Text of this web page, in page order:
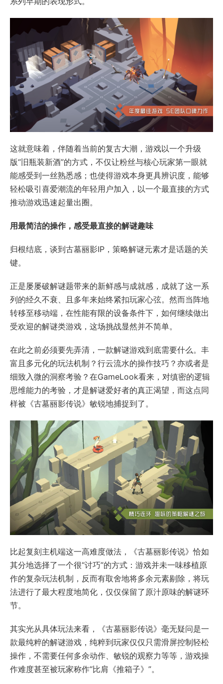
这就意味着，伴随着当前的复古大潮，游戏以一个升级
版“旧瓶装新酒”的方式，不仅让粉丝与核心玩家第一眼就
能感受到一丝熟悉感；也使得游戏本身更具辨识度，能够
轻松吸引喜爱潮流的年轻用户加入，以一个最直接的方式
推动游戏迅速起量出圈。
用最简洁的操作，感受最直接的解谜趣味
归根结底，谈到古墓丽影IP，策略解谜元素才是话题的关
键。
正是屡屡破解谜题带来的新鲜感与成就感，成就了这一系
列的经久不衰、且多年来始终紧扣玩家心弦。然而当阵地
转移至移动端，在性能有限的设备条件下，如何继续做出
受欢迎的解谜类游戏，这场挑战显然并不简单。
在此之前必须要先弄清，一款解谜游戏到底需要什么。丰
富且多元化的玩法机制？行云流水的操作技巧？亦或者是
细致入微的洞察考验？在GameLook看来，对缜密的逻辑
思维能力的考验，才是解谜爱好者的真正渴望，而这点同
样被《古墓丽影传说》敏锐地捕捉到了。
比起复刻主机端这一高难度做法，《古墓丽影传说》恰如
其分地选择了一个很“讨巧”的方式：游戏并未一味移植原
作的复杂玩法机制，反而有取舍地将多余元素剔除，将玩
法进行了最大程度地简化，仅仅保留了原汁原味的解谜环
节。
其实光从具体玩法来看，《古墓丽影传说》毫无疑问是一
款最纯粹的解谜游戏，纯粹到玩家仅仅只需滑屏控制轻松
操作，不需要任何多余动作、敏锐的观察力等等，游戏操
作难度甚至被玩家称作“比肩《推箱子》”。